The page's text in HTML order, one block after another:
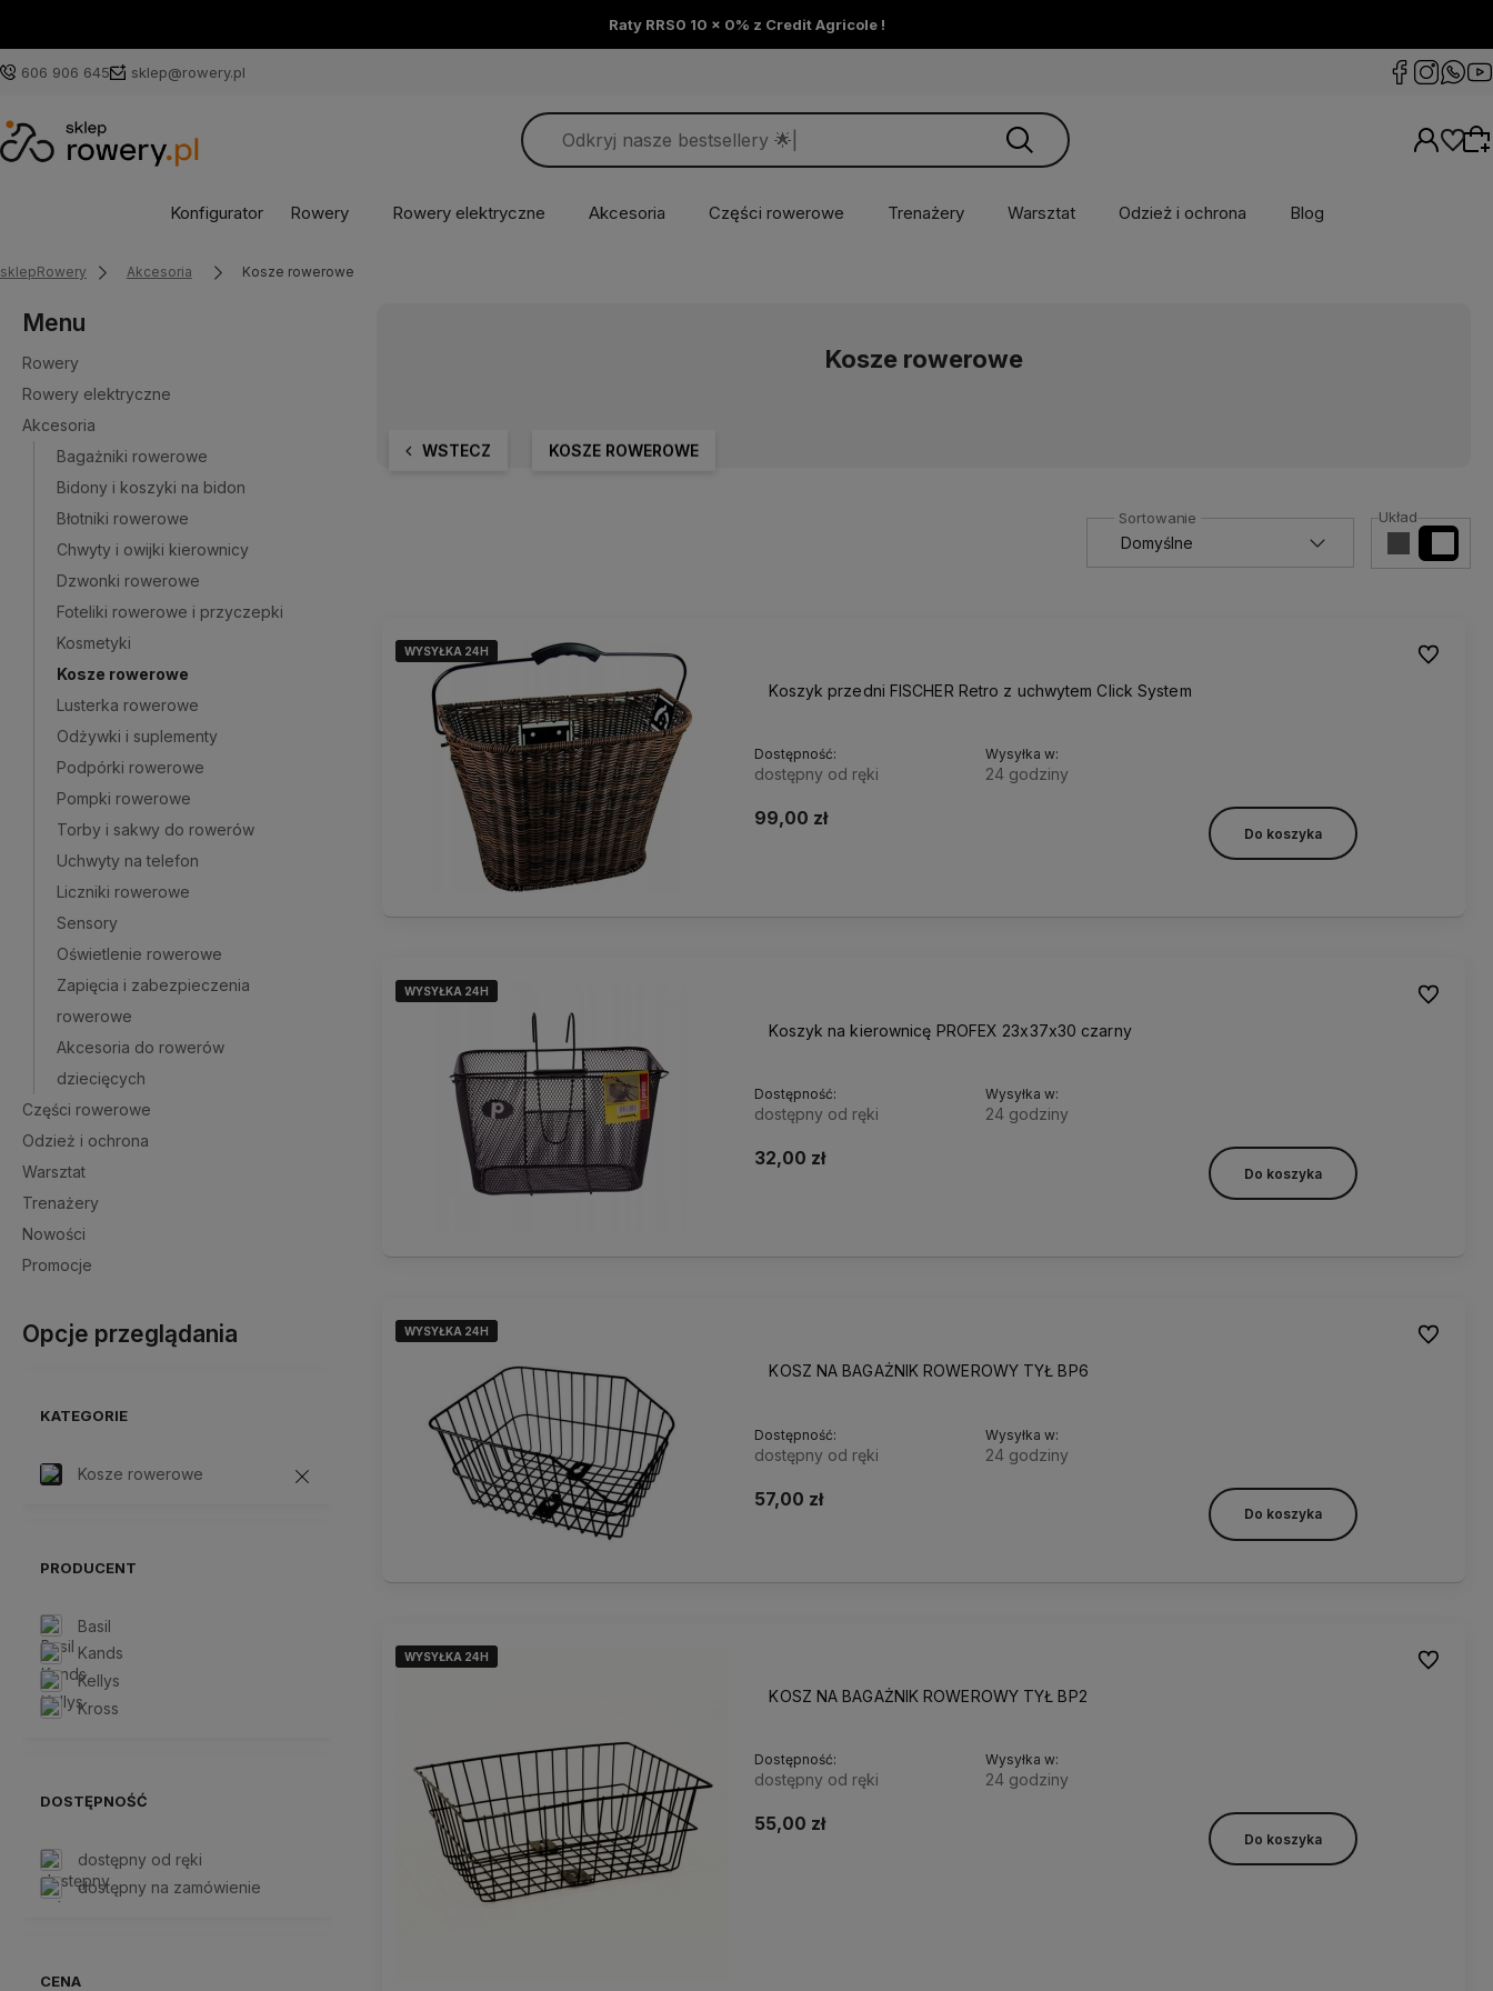
Raty RRS0 10 x 0% z Credit Agricole !
606 906 645 sklep@rowery.pl
Konfigurator Rowery Rowery elektryczne Akcesoria Części rowerowe Trenażery Warsztat Odzież i ochrona Blog
sklepRowery Akcesoria Kosze rowerowe
Menu
Rowery
Rowery elektryczne
Akcesoria
Bagażniki rowerowe
Bidony i koszyki na bidon
Błotniki rowerowe
Chwyty i owijki kierownicy
Dzwonki rowerowe
Foteliki rowerowe i przyczepki
Kosmetyki
Kosze rowerowe
Lusterka rowerowe
Odżywki i suplementy
Podpórki rowerowe
Pompki rowerowe
Torby i sakwy do rowerów
Uchwyty na telefon
Liczniki rowerowe
Sensory
Oświetlenie rowerowe
Zapięcia i zabezpieczenia
rowerowe
Akcesoria do rowerów
dziecięcych
Części rowerowe
Odzież i ochrona
Warsztat
Trenażery
Nowości
Promocje
Opcje przeglądania
KATEGORIE
Kosze rowerowe
PRODUCENT
Basil
Kands
Kellys
Kross
DOSTĘPNOŚĆ
dostępny od ręki
dostępny na zamówienie
CENA
Kosze rowerowe
WSTECZ KOSZE ROWEROWE
Układ
WYSYŁKA 24H
WYSYŁKA 24H
WYSYŁKA 24H
Koszyk przedni FISCHER Retro z uchwytem Click System
Dostępność:
dostępny od ręki
Wysyłka w:
24 godziny
99,00 zł
Do koszyka
Do
WYSYŁKA 24H
WYSYŁKA 24H
WYSYŁKA 24H
Koszyk na kierownicę PROFEX 23x37x30 czarny
Dostępność:
dostępny od ręki
Wysyłka w:
24 godziny
32,00 zł
Do koszyka
Do
WYSYŁKA 24H
WYSYŁKA 24H
WYSYŁKA 24H
KOSZ NA BAGAŻNIK ROWEROWY TYŁ BP6
Dostępność:
dostępny od ręki
Wysyłka w:
24 godziny
57,00 zł
Do koszyka
Do
WYSYŁKA 24H
WYSYŁKA 24H
WYSYŁKA 24H
KOSZ NA BAGAŻNIK ROWEROWY TYŁ BP2
Dostępność:
dostępny od ręki
Wysyłka w:
24 godziny
55,00 zł
Do koszyka
Do